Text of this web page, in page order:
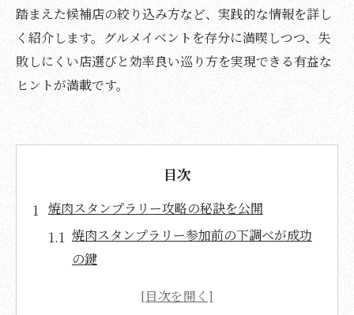
踏まえた候補店の絞り込み方など、実践的な情報を詳し
く紹介します。グルメイベントを存分に満喫しつつ、失
敗しにくい店選びと効率良い巡り方を実現できる有益な
ヒントが満載です。
目次
焼肉スタンプラリー攻略の秘訣を公開
焼肉スタンプラリー参加前の下調べが成功
の鍵